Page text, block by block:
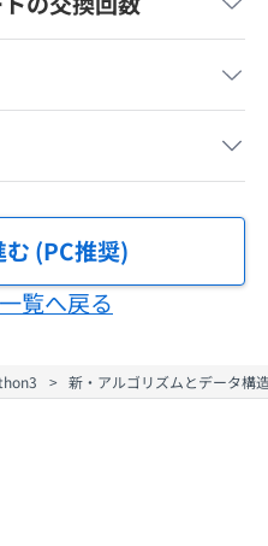
(PC推奨)
覧へ戻る
新・アルゴリズムとデータ構